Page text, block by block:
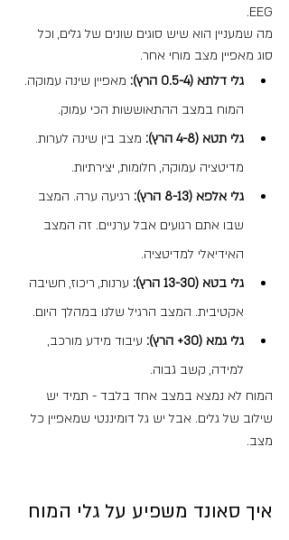
EEG.
מה שמעניין הוא שיש סוגים שונים של גלים, וכל
סוג מאפיין מצב מוחי אחר.
גלי דלתא (0.5-4 הרץ):
מאפיין שינה עמוקה.
המוח במצב ההתאוששות הכי עמוק.
גלי תטא (4-8 הרץ):
מצב בין שינה לערות.
מדיטציה עמוקה, חלומות, יצירתיות.
גלי אלפא (8-13 הרץ):
רגיעה ערה. המצב
שבו אתם רגועים אבל ערניים. זה המצב
האידיאלי למדיטציה.
גלי בטא (13-30 הרץ):
ערנות, ריכוז, חשיבה
אקטיבית. המצב הרגיל שלנו במהלך היום.
גלי גמא (30+ הרץ):
עיבוד מידע מורכב,
למידה, קשב גבוה.
המוח לא נמצא במצב אחד בלבד - תמיד יש
שילוב של גלים. אבל יש גל דומיננטי שמאפיין כל
מצב.
איך סאונד משפיע על גלי המוח